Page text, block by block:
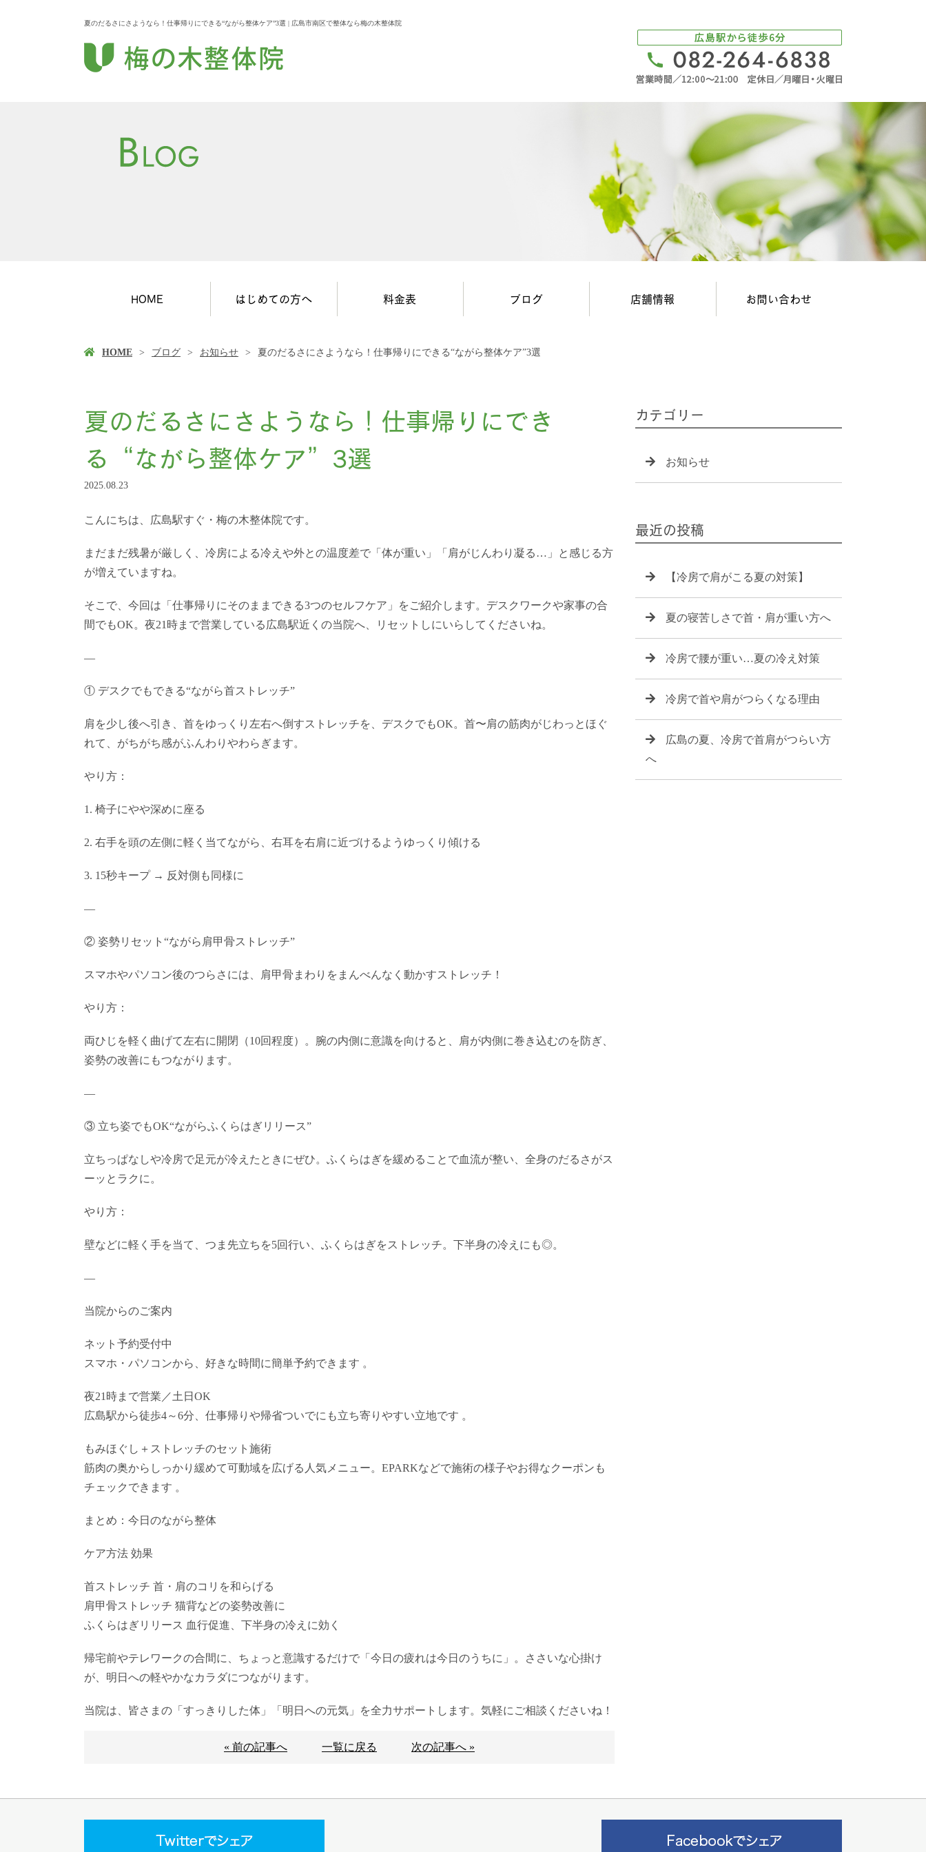
夏のだるさにさようなら！仕事帰りにできる“ながら整体ケア”3選 | 広島市南区で整体なら梅の木整体院
HOME はじめての方へ 料金表 ブログ 店舗情報 お問い合わせ
HOME ブログ お知らせ 夏のだるさにさようなら！仕事帰りにできる“ながら整体ケア”3選
夏のだるさにさようなら！仕事帰りにでき
る“ながら整体ケア”3選
2025.08.23
こんにちは、広島駅すぐ・梅の木整体院です。
まだまだ残暑が厳しく、冷房による冷えや外との温度差で「体が重い」「肩がじんわり凝る…」と感じる方
が増えていますね。
そこで、今回は「仕事帰りにそのままできる3つのセルフケア」をご紹介します。デスクワークや家事の合
間でもOK。夜21時まで営業している広島駅近くの当院へ、リセットしにいらしてくださいね。
—
① デスクでもできる“ながら首ストレッチ”
肩を少し後へ引き、首をゆっくり左右へ倒すストレッチを、デスクでもOK。首〜肩の筋肉がじわっとほぐ
れて、がちがち感がふんわりやわらぎます。
やり方：
1. 椅子にやや深めに座る
2. 右手を頭の左側に軽く当てながら、右耳を右肩に近づけるようゆっくり傾ける
3. 15秒キープ → 反対側も同様に
—
② 姿勢リセット“ながら肩甲骨ストレッチ”
スマホやパソコン後のつらさには、肩甲骨まわりをまんべんなく動かすストレッチ！
やり方：
両ひじを軽く曲げて左右に開閉（10回程度）。腕の内側に意識を向けると、肩が内側に巻き込むのを防ぎ、
姿勢の改善にもつながります。
—
③ 立ち姿でもOK“ながらふくらはぎリリース”
立ちっぱなしや冷房で足元が冷えたときにぜひ。ふくらはぎを緩めることで血流が整い、全身のだるさがス
ーッとラクに。
やり方：
壁などに軽く手を当て、つま先立ちを5回行い、ふくらはぎをストレッチ。下半身の冷えにも◎。
—
当院からのご案内
ネット予約受付中
スマホ・パソコンから、好きな時間に簡単予約できます 。
夜21時まで営業／土日OK
広島駅から徒歩4～6分、仕事帰りや帰省ついでにも立ち寄りやすい立地です 。
もみほぐし＋ストレッチのセット施術
筋肉の奥からしっかり緩めて可動域を広げる人気メニュー。EPARKなどで施術の様子やお得なクーポンも
チェックできます 。
まとめ：今日のながら整体
ケア方法 効果
首ストレッチ 首・肩のコリを和らげる
肩甲骨ストレッチ 猫背などの姿勢改善に
ふくらはぎリリース 血行促進、下半身の冷えに効く
帰宅前やテレワークの合間に、ちょっと意識するだけで「今日の疲れは今日のうちに」。ささいな心掛け
が、明日への軽やかなカラダにつながります。
当院は、皆さまの「すっきりした体」「明日への元気」を全力サポートします。気軽にご相談くださいね！
« 前の記事へ 一覧に戻る 次の記事へ »
カテゴリー
お知らせ
最近の投稿
【冷房で肩がこる夏の対策】
夏の寝苦しさで首・肩が重い方へ
冷房で腰が重い…夏の冷え対策
冷房で首や肩がつらくなる理由
広島の夏、冷房で首肩がつらい方
へ